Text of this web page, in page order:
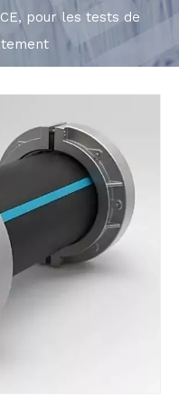
pour les tests de